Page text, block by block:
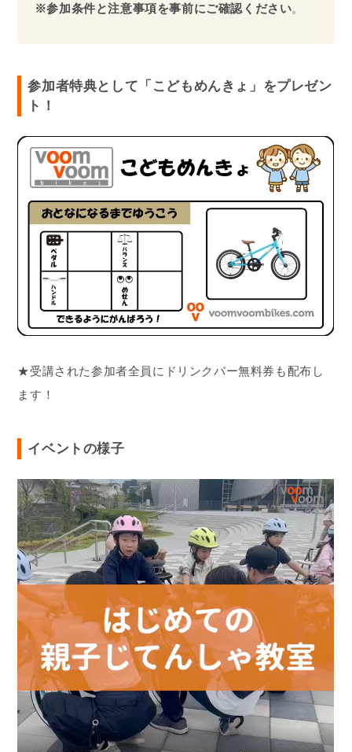
※参加条件と注意事項を事前にご確認ください。
参加者特典として「こどもめんきょ」をプレゼン
ト！
★受講された参加者全員にドリンクバー無料券も配布し
ます！
イベントの様子